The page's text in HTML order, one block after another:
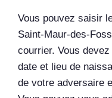
Vous pouvez saisir
Saint-Maur-des-
courrier. Vous
date et lieu de
de votre adversaire